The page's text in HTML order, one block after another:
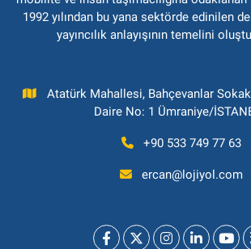
1992 yılından bu yana sektörde edinilen
yayıncılık anlayışının temelini
Atatürk Mahallesi, Bahçevanlar
Daire No: 1 Ümraniye/
+90 533 749 77 63
ercan@lojiyol.com